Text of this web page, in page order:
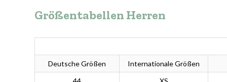
Größentabellen Herren
Deutsche Größen
Internationale Größen